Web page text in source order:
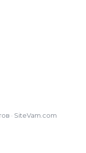
· SiteVam.com